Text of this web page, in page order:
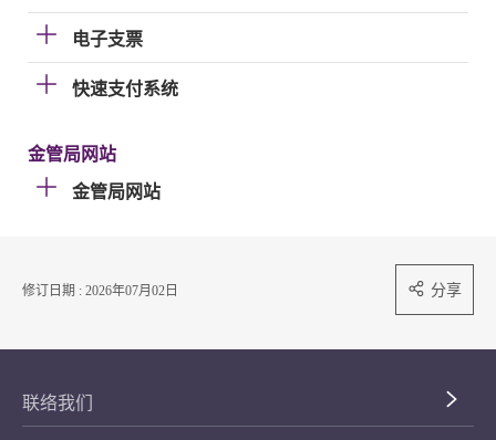
电子支票
快速支付系统
金管局网站
金管局网站
修订日期 : 2026年07月02日 分享
联络我们